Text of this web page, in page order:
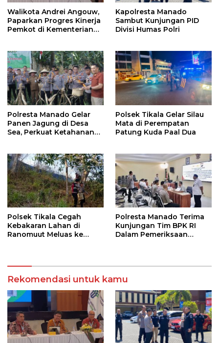
Walikota Andrei Angouw,
Paparkan Progres Kinerja
Pemkot di Kementerian
Kapolresta Manado
Sambut Kunjungan PID
Divisi Humas Polri
Polresta Manado Gelar
Panen Jagung di Desa
Sea, Perkuat Ketahanan
Polsek Tikala Gelar Silau
Mata di Perempatan
Patung Kuda Paal Dua
Polsek Tikala Cegah
Kebakaran Lahan di
Ranomuut Meluas ke
Polresta Manado Terima
Kunjungan Tim BPK RI
Dalam Pemeriksaan
Laporan Kamtibmas
Rekomendasi untuk kamu